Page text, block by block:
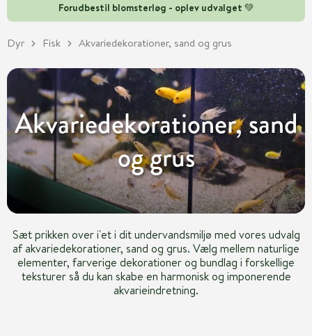
Forudbestil blomsterløg - oplev udvalget 💚
Dyr Fisk Akvariedekorationer, sand og grus
Akvariedekorationer, sand
og grus
Sæt prikken over i'et i dit undervandsmiljø med vores udvalg
af akvariedekorationer, sand og grus. Vælg mellem naturlige
elementer, farverige dekorationer og bundlag i forskellige
teksturer så du kan skabe en harmonisk og imponerende
akvarieindretning.